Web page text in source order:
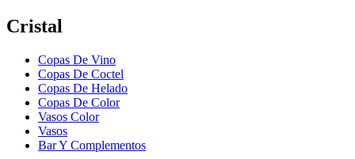
Cristal
Copas De Vino
Copas De Coctel
Copas De Helado
Copas De Color
Vasos Color
Vasos
Bar Y Complementos